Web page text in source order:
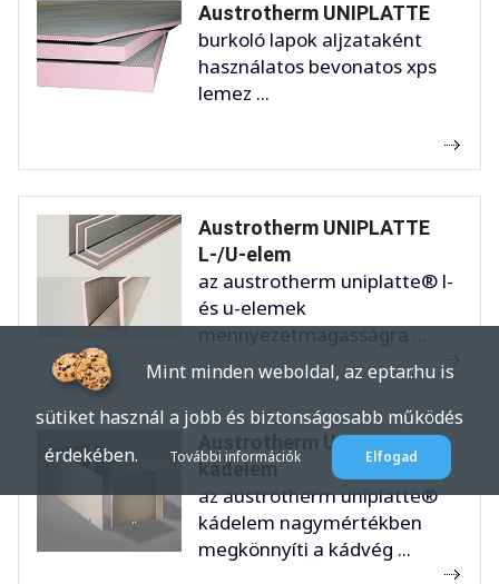
Austrotherm UNIPLATTE
burkoló lapok aljzataként
használatos bevonatos xps
lemez ...
Austrotherm UNIPLATTE
L-/U-elem
az austrotherm uniplatte® l-
és u-elemek
mennyezetmagasságra ...
Austrotherm UNIPLATTE
kádelem
az austrotherm uniplatte®
kádelem nagymértékben
megkönnyíti a kádvég ...
Mint minden weboldal, az eptar.hu is
sütiket használ a jobb és biztonságosabb működés
érdekében.
További információk Elfogad